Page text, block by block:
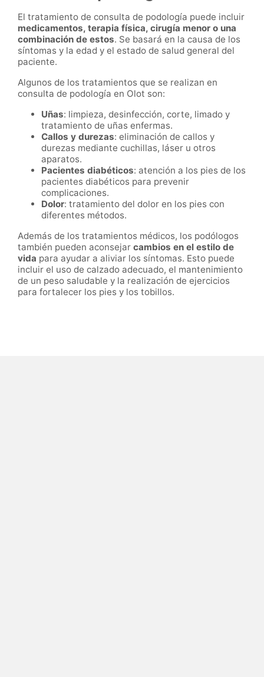
El tratamiento de consulta de podología puede incluir
medicamentos, terapia física, cirugía menor o una
combinación de estos. Se basará en la causa de los
síntomas y la edad y el estado de salud general del
paciente.
Algunos de los tratamientos que se realizan en
consulta de podología en Olot son:
Uñas: limpieza, desinfección, corte, limado y
tratamiento de uñas enfermas.
Callos y durezas: eliminación de callos y
durezas mediante cuchillas, láser u otros
aparatos.
Pacientes diabéticos: atención a los pies de los
pacientes diabéticos para prevenir
complicaciones.
Dolor: tratamiento del dolor en los pies con
diferentes métodos.
Además de los tratamientos médicos, los podólogos
también pueden aconsejar cambios en el estilo de
vida para ayudar a aliviar los síntomas. Esto puede
incluir el uso de calzado adecuado, el mantenimiento
de un peso saludable y la realización de ejercicios
para fortalecer los pies y los tobillos.